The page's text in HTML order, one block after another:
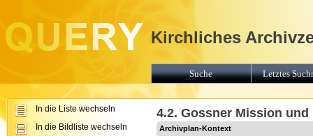
4.2. Gossner Mission
Archivplan-Kontext
Kirchliches
Suche Letztes
In die Liste wechseln
In die Bildliste wechseln